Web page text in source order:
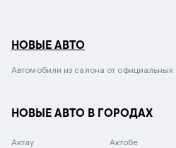
НОВЫЕ АВТО
Автомобили из салона от официальных
НОВЫЕ АВТО В ГОРОДАХ
Актау Актобе